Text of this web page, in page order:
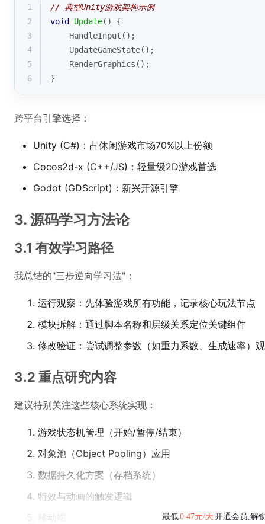
1
// 典型Unity游戏架构示例
2
void Update( )
{
3
    HandleInput();
4
    UpdateGameState();
5
    RenderGraphics();
6
}
跨平台引擎选择：
Unity (C#)：占休闲游戏市场70%以上份额
Cocos2d-x (C++/JS)：轻量级2D游戏首选
Godot (GDScript)：新兴开源引擎
3. 源码学习方法论
3.1 有效学习路径
我总结的"三步逆向学习法"：
运行观察：先体验游戏所有功能，记录核心玩法节点
模块拆解：通过脚本名称和层级关系定位关键组件
修改验证：尝试调整参数（如重力系数、生成速率）
3.2 重点研究内容
建议特别关注这些核心系统实现：
游戏状态机管理（开始/暂停/结束）
对象池（Object Pooling）应用
数据持久化方案（存档系统）
特效与动画的触发逻辑
移动端
最低0.47元/天 开通会员,解